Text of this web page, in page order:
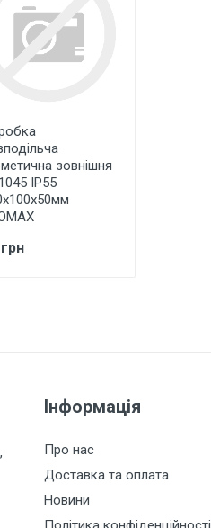
зовнішня
IP55
Інформація
Про нас
Доставка та оплата
Новини